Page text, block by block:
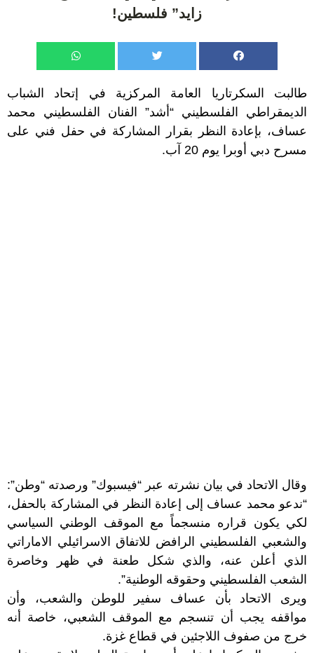
زايد” فلسطين!
طالبت السكرتاريا العامة المركزية في إتحاد الشباب
الديمقراطي الفلسطيني “أشد” الفنان الفلسطيني محمد
عساف، بإعادة النظر بقرار المشاركة في حفل فني على
مسرح دبي أوبرا يوم 20 آب.
وقال الاتحاد في بيان نشرته عبر “فيسبوك” ورصدته “وطن”:
“ندعو محمد عساف إلى إعادة النظر في المشاركة بالحفل،
لكي يكون قراره منسجماً مع الموقف الوطني السياسي
والشعبي الفلسطيني الرافض للاتفاق الاسرائيلي الاماراتي
الذي أعلن عنه، والذي شكل طعنة في ظهر وخاصرة
الشعب الفلسطيني وحقوقه الوطنية”.
ويرى الاتحاد بأن عساف سفير للوطن والشعب، وأن
مواقفه يجب أن تنسجم مع الموقف الشعبي، خاصة أنه
خرج من صفوف اللاجئين في قطاع غزة.